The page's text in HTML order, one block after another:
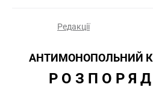
Редакції
АНТИМОНОПОЛЬНИЙ
Р О З П О Р Я